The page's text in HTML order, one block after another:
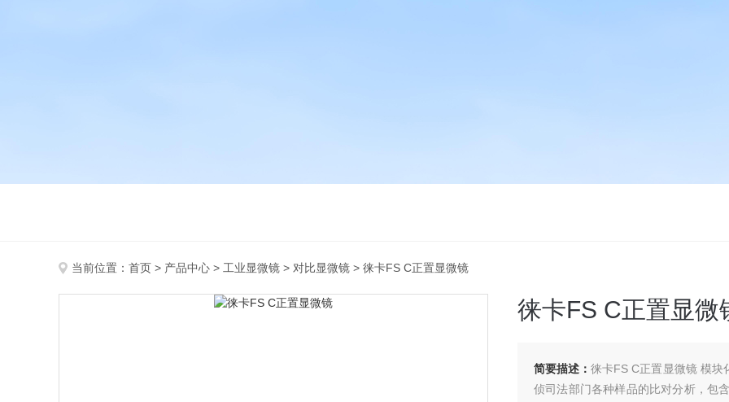
当前位置： 首页 > 产品中心 > 工业显微镜 > 对比显微镜 > 徕卡FS C正置显微镜
徕卡FS C正置显微
简要描述：徕卡FS C正置显微镜 模块
侦司法部门各种样品的比对分析，包